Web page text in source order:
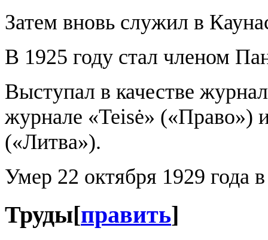
Затем вновь служил в
В 1925 году стал членом
Выступал в качестве
журнале «Teisė» («Право»)
(«Литва»).
Умер 22 октября 1929 года
Труды[править]